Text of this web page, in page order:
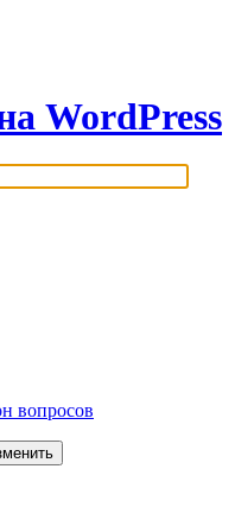
WordPress
вопросов